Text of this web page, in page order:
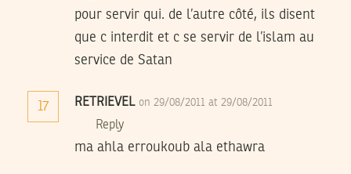
pour servir qui. de l’autre côté, ils disent
que c interdit et c se servir de l’islam au
service de Satan
17 RETRIEVEL on 29/08/2011 at 29/08/2011
Reply
ma ahla erroukoub ala ethawra